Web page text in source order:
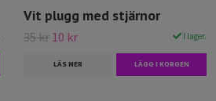
Vit plugg med stjärnor
35 kr 10 kr I lager.
LÄS MER LÄGG I KORGEN